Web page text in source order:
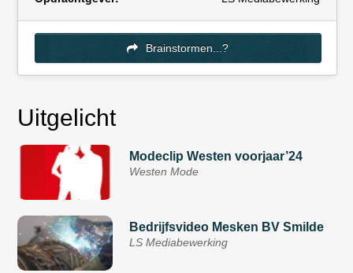
Brainstormen...?
Uitgelicht
Modeclip Westen voorjaar’24
Westen Mode
Bedrijfsvideo Mesken BV Smilde
LS Mediabewerking